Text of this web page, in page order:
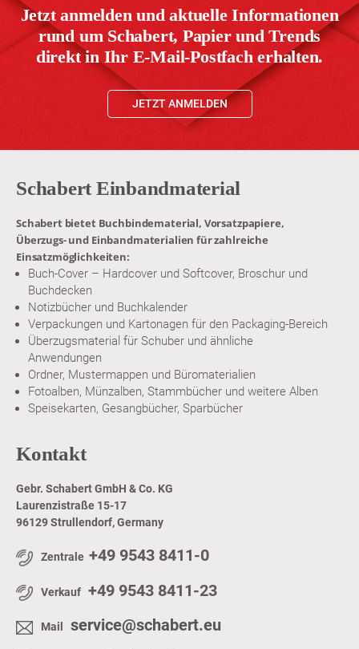
Jetzt anmelden und aktuelle Informationen
rund um Schabert, Papier und Trends
direkt in Ihr E-Mail-Postfach erhalten.
JETZT ANMELDEN
Schabert Einbandmaterial
Schabert bietet Buchbindematerial, Vorsatzpapiere,
Überzugs- und Einbandmaterialien für zahlreiche
Einsatzmöglichkeiten:
Buch-Cover – Hardcover und Softcover, Broschur und
Buchdecken
Notizbücher und Buchkalender
Verpackungen und Kartonagen für den Packaging-Bereich
Überzugsmaterial für Schuber und ähnliche
Anwendungen
Ordner, Mustermappen und Büromaterialien
Fotoalben, Münzalben, Stammbücher und weitere Alben
Speisekarten, Gesangbücher, Sparbücher
Kontakt
Gebr. Schabert GmbH & Co. KG
Laurenzistraße 15-17
96129 Strullendorf, Germany
Zentrale +49 9543 8411-0
Verkauf +49 9543 8411-23
Mail service@schabert.eu